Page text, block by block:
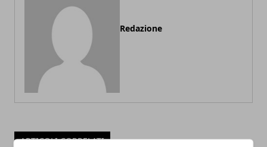
Redazione
ARTICOLI CORRELATI